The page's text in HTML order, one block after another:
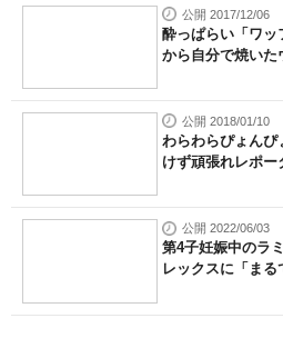
公開 2017/12/06
酔っぱらい「ワッ
から自分で焼い
公開 2018/01/10
わらわらぴょん
けず頑張れレポ
公開 2022/06/03
第4子妊娠中のラ
レックスに「ま